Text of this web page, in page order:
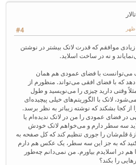
#4
موافقم که قدرت لاتک بیشتر در نوشتن
و نه در ساخت اسلاید.
می‌توانست با فضای عمودی هم همان
که با فضای افقی می‌تواند. منظورم از
وقتی دارید چیزی را می‌نویسید و طول
لاتک با الگوریتم‌های خیلی پیچیده‌ای
کجا بشکند که نوشته زیباتر به نظر برسد.
در فضای عمودی را من در لاتک ندیده‌ام یا
سه سطر دارم و می‌خواهم لاتک خودش
قلم‌شان را جوری تنظیم کند که کل صفحه به
کنید که به جز این سه سطر، یک عکس هم دارم
در اسلایدم بیاورم. من نمی‌دانم چه‌طور
را بکند؟